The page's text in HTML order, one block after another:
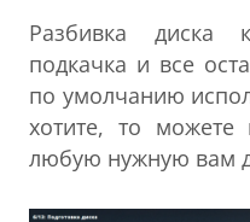
Разбивка диска
подкачка и все
по умолчанию
хотите, то можете
любую нужную вам